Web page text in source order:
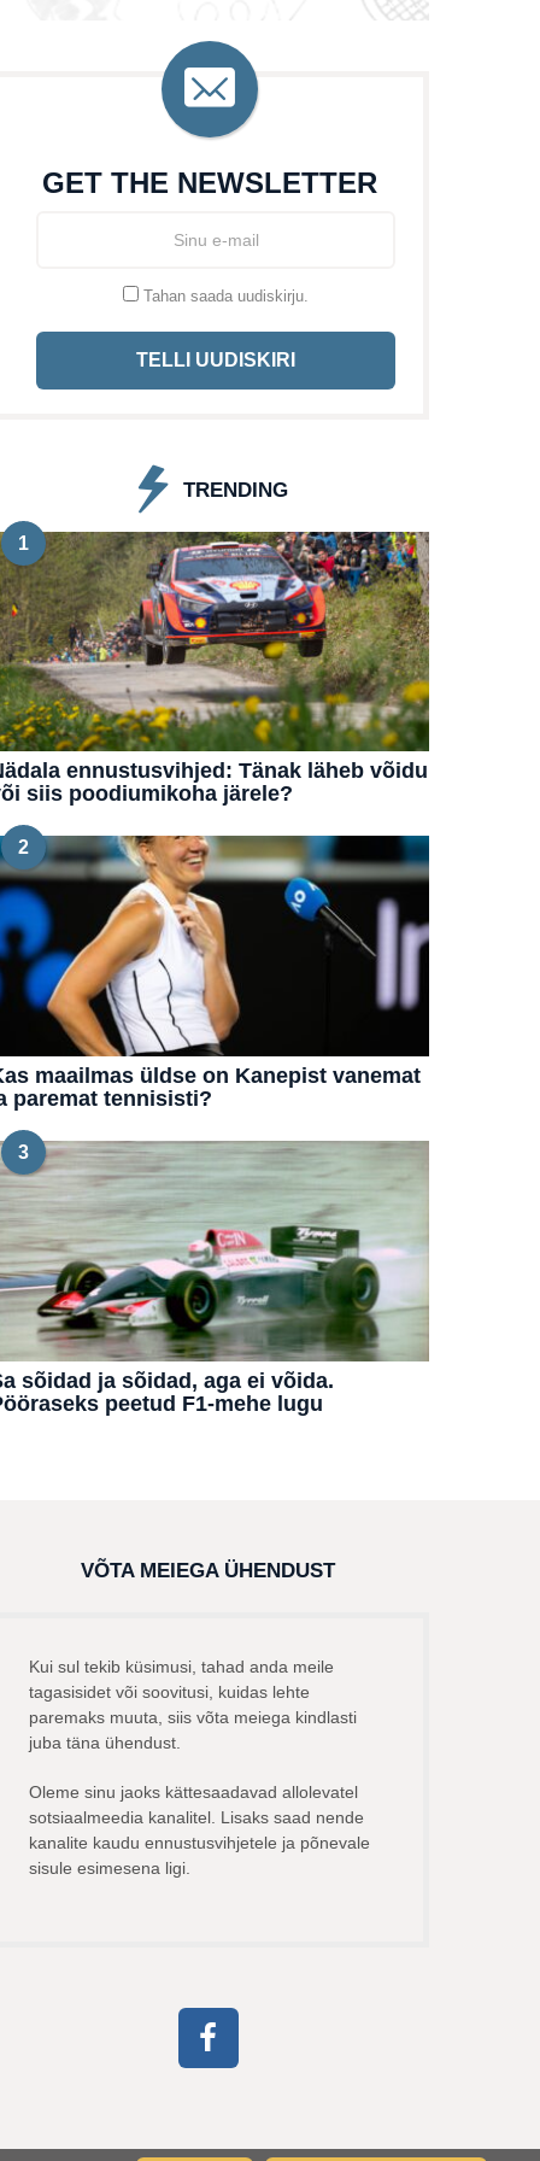
GET THE NEWSLETTER
Tahan saada uudiskirju.
TELLI UUDISKIRI
TRENDING
1
ennustusvihjed: Tänak läheb võidu
siis poodiumikoha järele?
2
maailmas üldse on Kanepist vanemat
paremat tennisisti?
3
sõidad ja sõidad, aga ei võida.
peetud F1-mehe lugu
VÕTA MEIEGA ÜHENDUST
Kui sul tekib küsimusi, tahad anda meile
tagasisidet või soovitusi, kuidas lehte
paremaks muuta, siis võta meiega kindlasti
juba täna ühendust.
Oleme sinu jaoks kättesaadavad allolevatel
sotsiaalmeedia kanalitel. Lisaks saad nende
kanalite kaudu ennustusvihjetele ja põnevale
sisule esimesena ligi.